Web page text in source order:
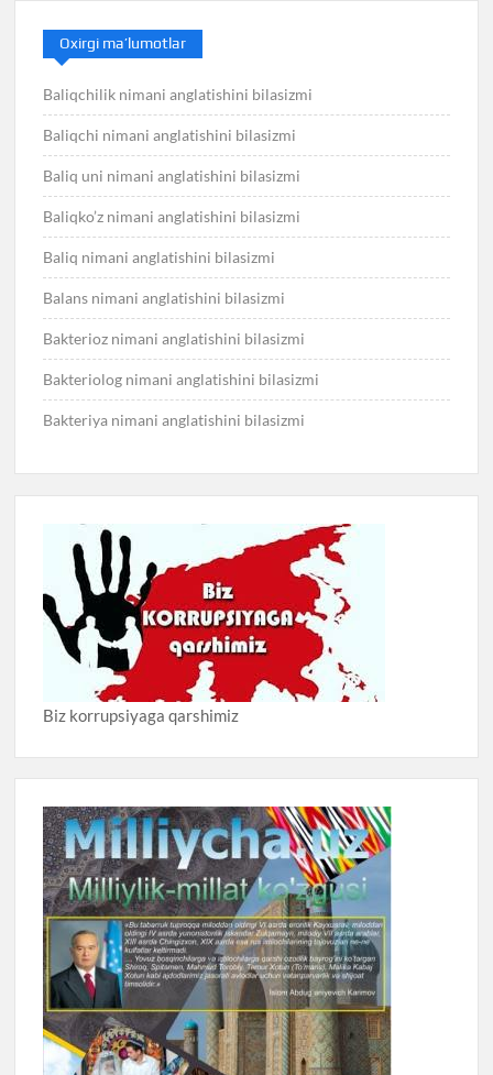
Oxirgi ma’lumotlar
Baliqchilik nimani anglatishini bilasizmi
Baliqchi nimani anglatishini bilasizmi
Baliq uni nimani anglatishini bilasizmi
Baliqko’z nimani anglatishini bilasizmi
Baliq nimani anglatishini bilasizmi
Balans nimani anglatishini bilasizmi
Bakterioz nimani anglatishini bilasizmi
Bakteriolog nimani anglatishini bilasizmi
Bakteriya nimani anglatishini bilasizmi
Biz korrupsiyaga qarshimiz